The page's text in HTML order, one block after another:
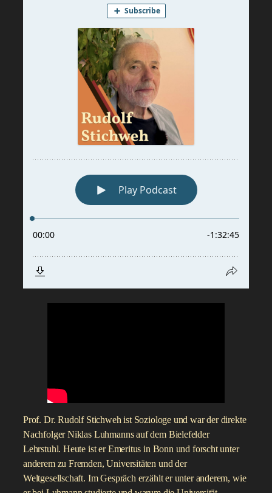
Prof. Dr. Rudolf Stichweh ist Soziologe und war der direkte
Nachfolger Niklas Luhmanns auf dem Bielefelder
Lehrstuhl. Heute ist er Emeritus in Bonn und forscht unter
anderem zu Fremden, Universitäten und der
Weltgesellschaft. Im Gespräch erzählt er unter anderem, wie